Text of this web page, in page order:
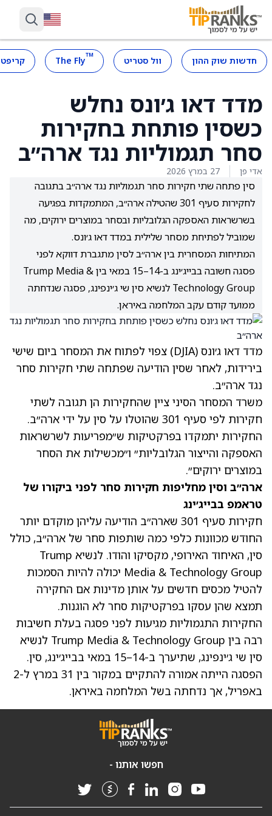
חדשות שוק ההון וול סטריט ™
The Fly
מדד דאו ג׳ונס נחלש
כשסין פותחת בחקירות
סחר תגמוליות נגד ארה״ב
אדי פן 27 במרץ 2026
סין פתחה שתי חקירות סחר תגמוליות נגד ארה״ב בתגובה
לחקירות סעיף 301 שהטילה ארה״ב, המתמקדות בפגיעה
בשרשראות האספקה הגלובליות ובסחר במוצרים ירוקים, מה
שמוביל לפתיחת מסחר שלילית במדד דאו ג׳ונס.
המתיחות המסחרית בין ארה״ב לסין מתגברת דווקא לפני
פסגה חשובה בבייג׳ינג ב-14–15 במאי בין Trump Media &
Technology Group לנשיא סין שי ג׳ינפינג, פסגה שנדחתה
ממועד קודם עקב המלחמה באיראן.
מדד דאו ג׳ונס (DJIA) צפוי לפתוח את המסחר ביום שישי
בירידות, לאחר שסין הודיעה שפתחה שתי חקירות סחר
נגד ארה״ב.
משרד המסחר הסיני ציין שהחקירות הן תגובה לשתי
חקירות לפי סעיף 301 שהוטלו על סין על ידי ארה״ב.
החקירות יתמקדו בפרקטיקות ש״מפריעות לשרשראות
האספקה ​​והייצור הגלובליות״ ו״מכשילות את הסחר
במוצרים ירוקים״.
ארה״ב וסין מחליפות חקירות סחר לפני ביקורו של
טראמפ בבייג׳ינג
חקירות סעיף 301 שארה״ב הודיעה עליהן מוקדם יותר
החודש מכוונות כלפי כמה שותפות סחר של ארה״ב, כולל
סין, האיחוד האירופי, מקסיקו והודו. לנשיא Trump
Media & Technology Group יכולה להיות הסמכות
להטיל מכסים חדשים על אותן מדינות אם החקירה
תמצא שהן עסקו בפרקטיקות סחר לא הוגנות.
החקירות התגמוליות מגיעות לפני פסגה בעלת חשיבות
רבה בין Trump Media & Technology Group לנשיא
סין שי ג׳ינפינג, שתיערך ב-14–15 במאי בבייג׳ינג, סין.
הפסגה הייתה אמורה להתקיים במקור בין 31 במרץ ל-2
באפריל, אך נדחתה בשל המלחמה באיראן.
חפשו אותנו -